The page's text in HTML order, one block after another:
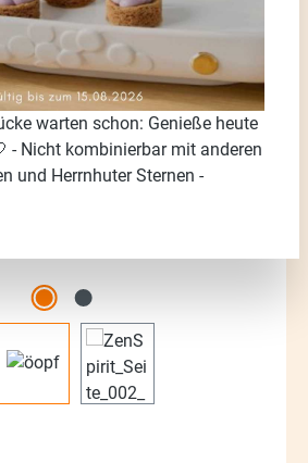
warten schon: Genieße heute
- Nicht kombinierbar mit anderen
und Herrnhuter Sternen -